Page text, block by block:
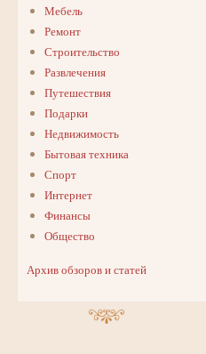
Мебель
Ремонт
Строительство
Развлечения
Путешествия
Подарки
Недвижимость
Бытовая техника
Спорт
Интернет
Финансы
Общество
Архив обзоров и статей